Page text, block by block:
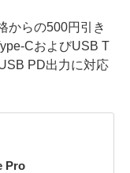
からの500円引き
CおよびUSB T
PD出力に対応
Pro